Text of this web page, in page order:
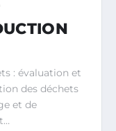
: évaluation et
des déchets
et de